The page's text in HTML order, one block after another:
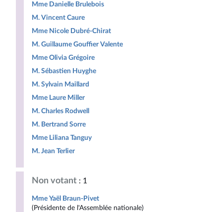
Mme Danielle Brulebois
M. Vincent Caure
Mme Nicole Dubré-Chirat
M. Guillaume Gouffier Valente
Mme Olivia Grégoire
M. Sébastien Huyghe
M. Sylvain Maillard
Mme Laure Miller
M. Charles Rodwell
M. Bertrand Sorre
Mme Liliana Tanguy
M. Jean Terlier
Non votant : 1
Mme Yaël Braun-Pivet
(Présidente de l'Assemblée nationale)